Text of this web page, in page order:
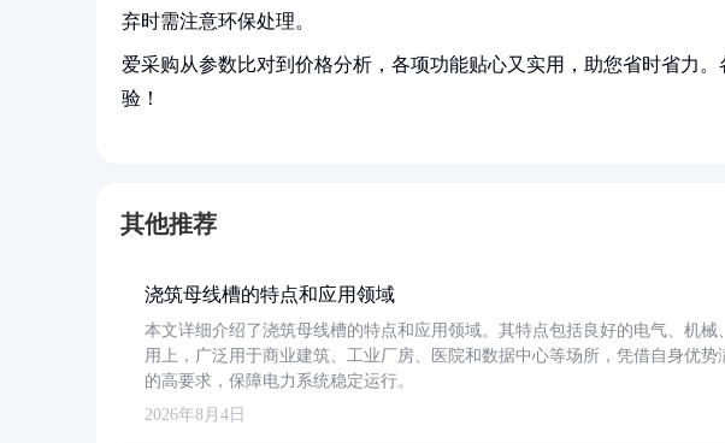
弃时需注意环保处理。
爱采购从参数比对到价格分析，各项功能贴心又实用，助您省时省力
验！
其他推荐
浇筑母线槽的特点和应用领域
本文详细介绍了浇筑母线槽的特点和应用领域。其特点包括良好的电气、机械
用上，广泛用于商业建筑、工业厂房、医院和数据中心等场所，凭借自身优势
的高要求，保障电力系统稳定运行。
2026年8月4日